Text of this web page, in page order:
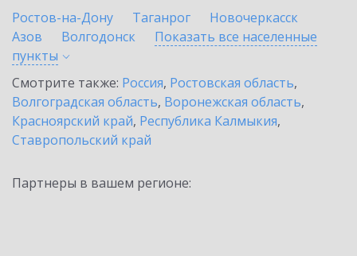
Ростов-на-Дону
Таганрог
Новочеркасск
Азов
Волгодонск
Показать все населенные
пункты
Смотрите также: Россия, Ростовская область,
Волгоградская область, Воронежская область,
Красноярский край, Республика Калмыкия,
Ставропольский край
Партнеры в вашем регионе: